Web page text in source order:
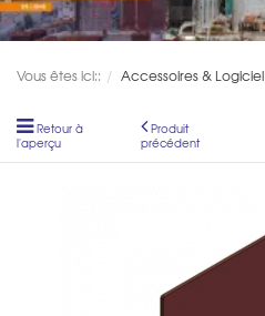
Vous êtes ici:: Accessoires & Logiciel
Retour à
l'aperçu
Produit
précédent